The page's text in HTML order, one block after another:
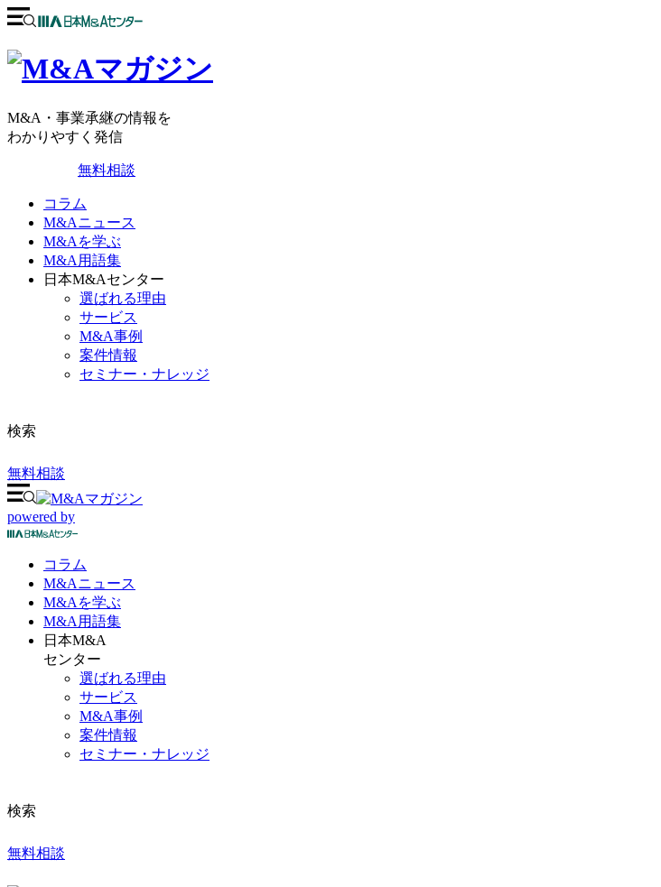
M&A・事業承継の情報を
わかりやすく発信
無料相談
コラム
M&Aニュース
M&Aを学ぶ
M&A用語集
日本M&Aセンター
選ばれる理由
サービス
M&A事例
案件情報
セミナー・ナレッジ
検索
無料相談
powered by
コラム
M&Aニュース
M&Aを学ぶ
M&A 用語集
日本M&A
センター
選ばれる理由
サービス
M&A事例
案件情報
セミナー・ナレッジ
検索
無料相談